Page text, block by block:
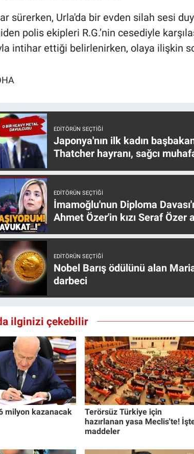
sürerken, Urla'da bir evden silah sesi
polis ekipleri R.G.’nin cesediyle
intihar ettiği belirlenirken, olaya ilişkin
EDITÖRÜN SEÇTIĞI
Japonya'nın ilk kadın
Thatcher hayranı, sağcı
EDITÖRÜN SEÇTIĞI
İmamoğlu'nun Diploma
Ahmet Özer'in kızı Seraf Özer
EDITÖRÜN SEÇTIĞI
Nobel Barış ödülünü alan
darbeci
ilginizi çekebilir
milyon kazanacak
Terörsüz Türkiye için
hazırlanan yasa Meclis'te!
maddeler